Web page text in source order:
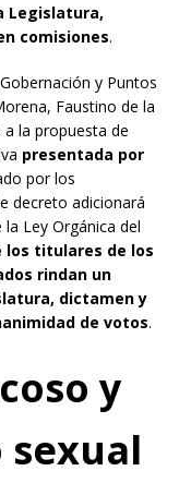
Legislatura,
comisiones.
y Puntos
Faustino de la
la propuesta de
presentada por
por los
decreto adicionará
Ley Orgánica del
los titulares de los
rindan un
dictamen y
de votos.
y